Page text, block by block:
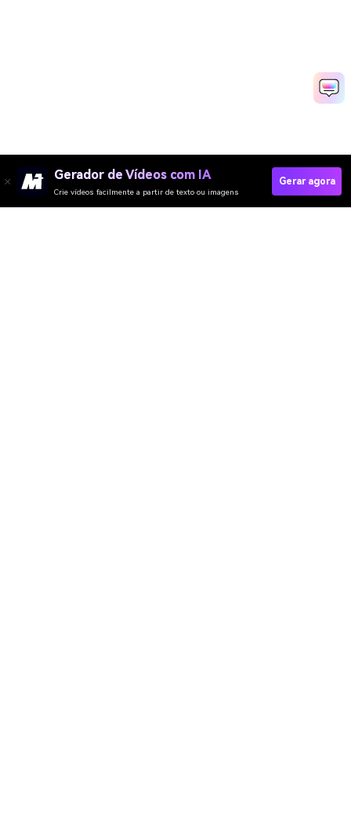
Gerador de Vídeos com IA
Crie vídeos facilmente a partir de texto ou imagens
Gerar agora